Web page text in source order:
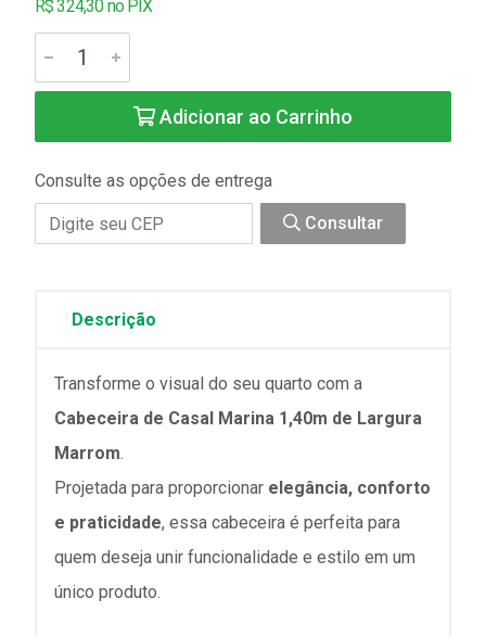
R$ 324,30 no PIX
Adicionar ao Carrinho
Consulte as opções de entrega
Consultar
Descrição
Transforme o visual do seu quarto com a
Cabeceira de Casal Marina 1,40m de Largura
Marrom.
Projetada para proporcionar elegância, conforto
e praticidade, essa cabeceira é perfeita para
quem deseja unir funcionalidade e estilo em um
único produto.